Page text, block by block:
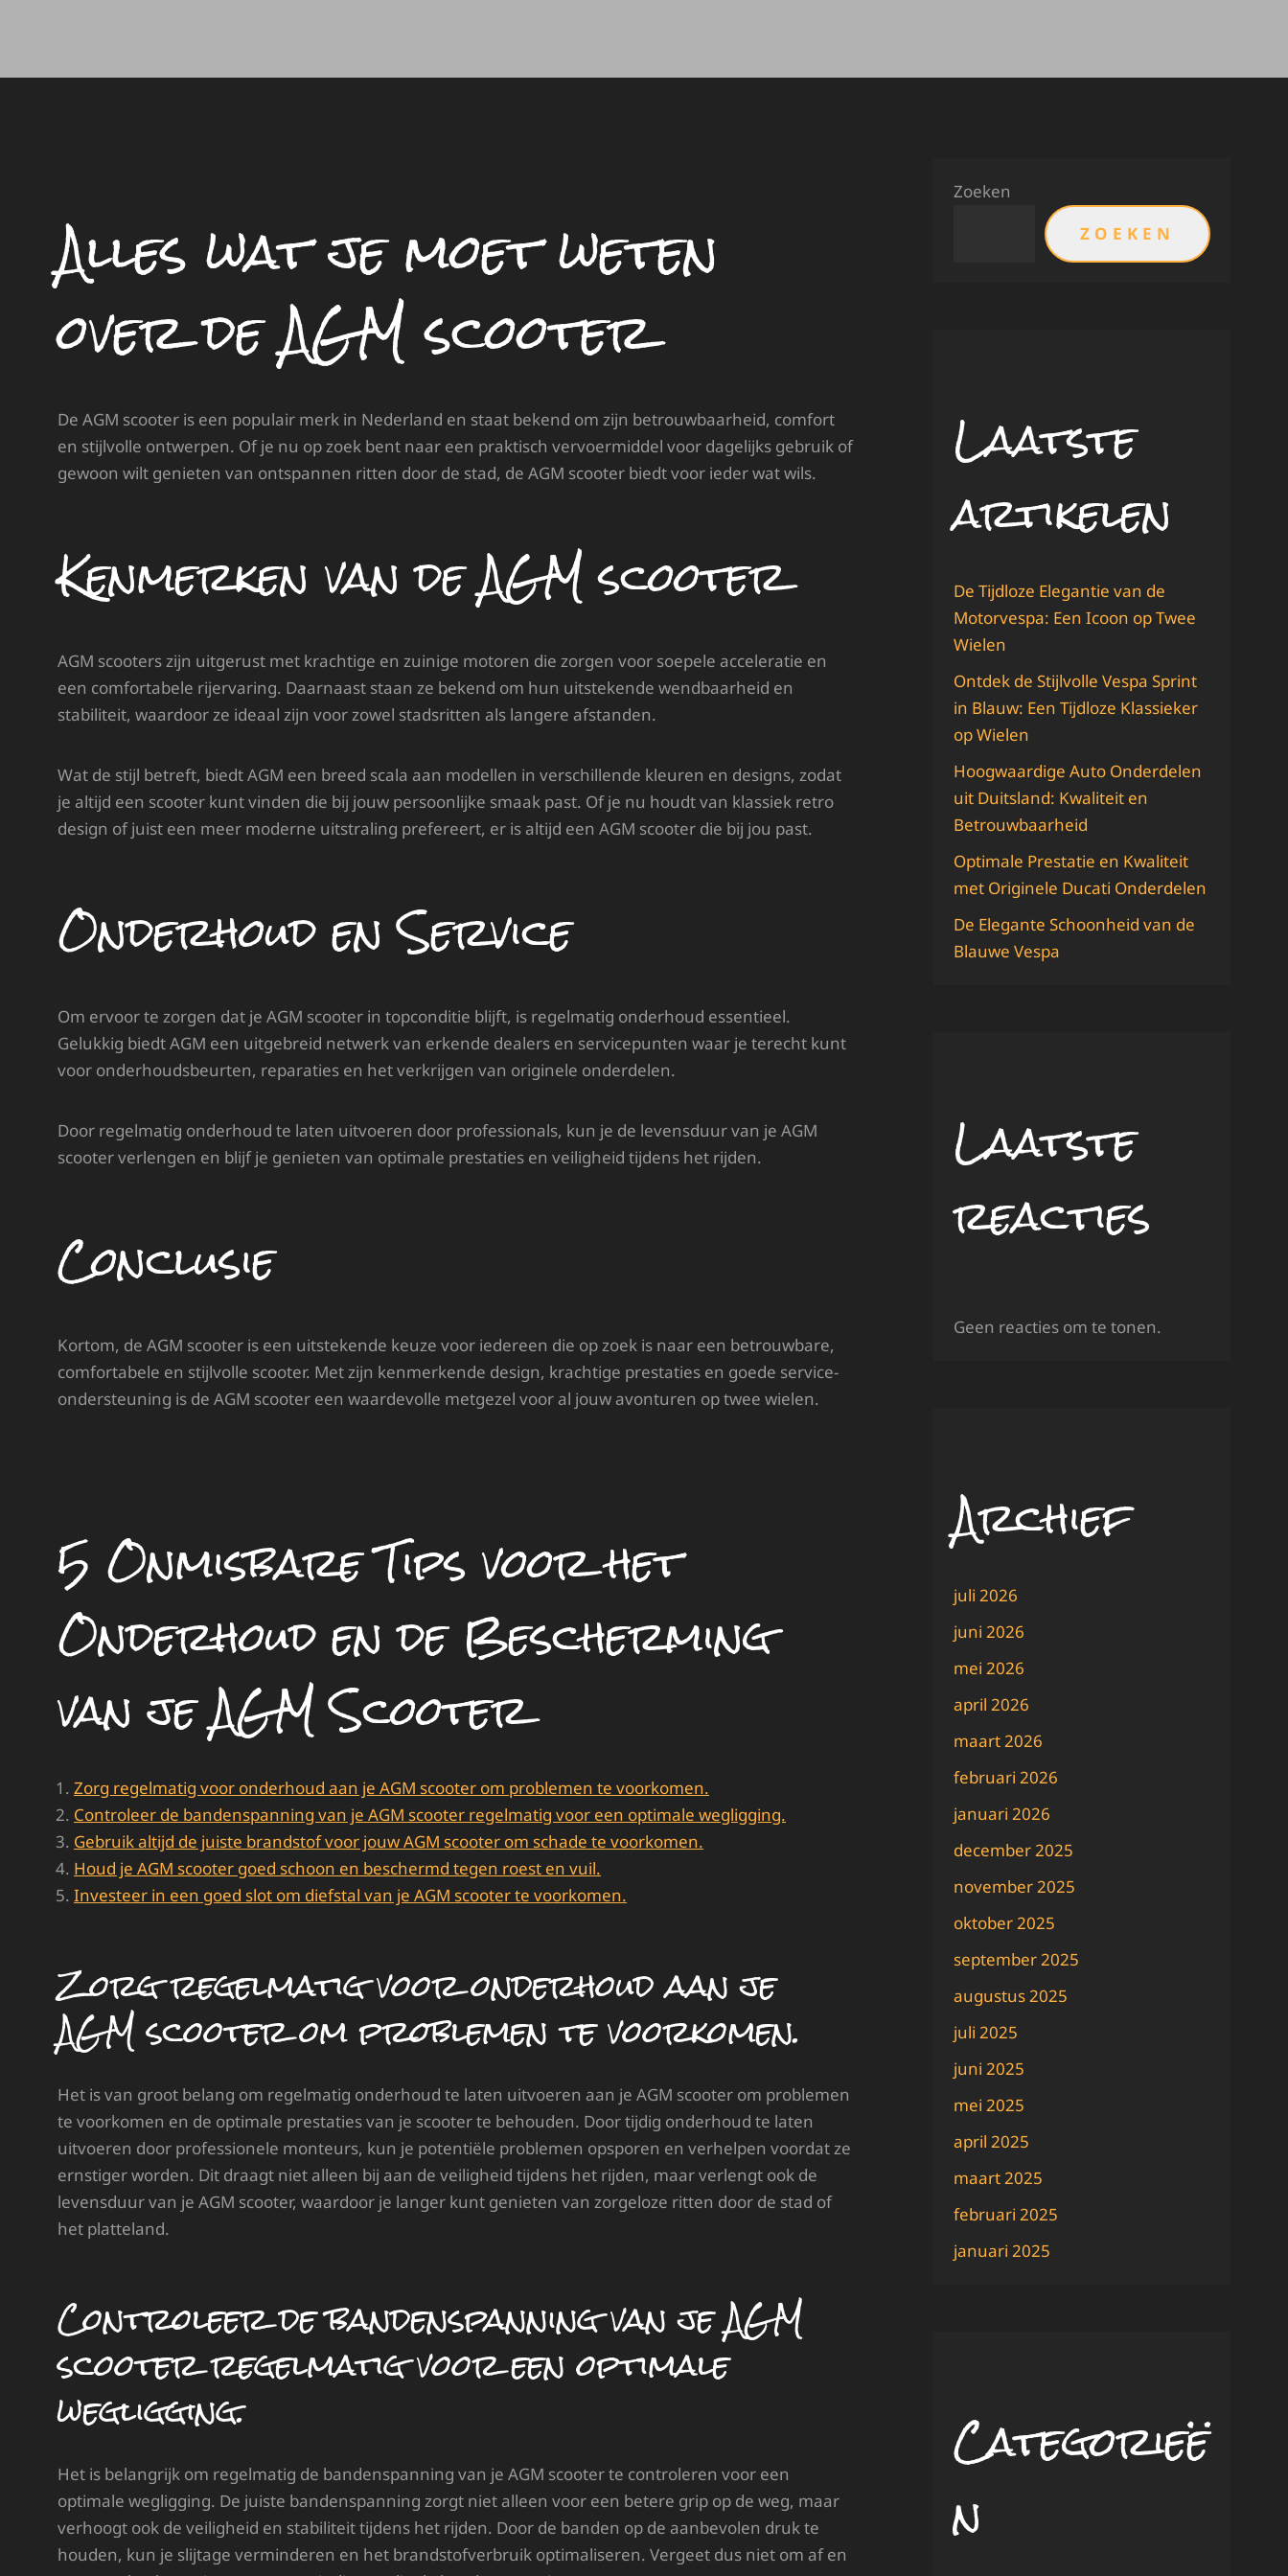
Alles wat je moet weten
over de AGM scooter
De AGM scooter is een populair merk in Nederland en staat bekend om zijn betrouwbaarheid, comfort
en stijlvolle ontwerpen. Of je nu op zoek bent naar een praktisch vervoermiddel voor dagelijks gebruik of
gewoon wilt genieten van ontspannen ritten door de stad, de AGM scooter biedt voor ieder wat wils.
Kenmerken van de AGM scooter
AGM scooters zijn uitgerust met krachtige en zuinige motoren die zorgen voor soepele acceleratie en
een comfortabele rijervaring. Daarnaast staan ze bekend om hun uitstekende wendbaarheid en
stabiliteit, waardoor ze ideaal zijn voor zowel stadsritten als langere afstanden.
Wat de stijl betreft, biedt AGM een breed scala aan modellen in verschillende kleuren en designs, zodat
je altijd een scooter kunt vinden die bij jouw persoonlijke smaak past. Of je nu houdt van klassiek retro
design of juist een meer moderne uitstraling prefereert, er is altijd een AGM scooter die bij jou past.
Onderhoud en Service
Om ervoor te zorgen dat je AGM scooter in topconditie blijft, is regelmatig onderhoud essentieel.
Gelukkig biedt AGM een uitgebreid netwerk van erkende dealers en servicepunten waar je terecht kunt
voor onderhoudsbeurten, reparaties en het verkrijgen van originele onderdelen.
Door regelmatig onderhoud te laten uitvoeren door professionals, kun je de levensduur van je AGM
scooter verlengen en blijf je genieten van optimale prestaties en veiligheid tijdens het rijden.
Conclusie
Kortom, de AGM scooter is een uitstekende keuze voor iedereen die op zoek is naar een betrouwbare,
comfortabele en stijlvolle scooter. Met zijn kenmerkende design, krachtige prestaties en goede service-
ondersteuning is de AGM scooter een waardevolle metgezel voor al jouw avonturen op twee wielen.
5 Onmisbare Tips voor het
Onderhoud en de Bescherming
van je AGM Scooter
Zorg regelmatig voor onderhoud aan je AGM scooter om problemen te voorkomen.
Controleer de bandenspanning van je AGM scooter regelmatig voor een optimale wegligging.
Gebruik altijd de juiste brandstof voor jouw AGM scooter om schade te voorkomen.
Houd je AGM scooter goed schoon en beschermd tegen roest en vuil.
Investeer in een goed slot om diefstal van je AGM scooter te voorkomen.
Zorg regelmatig voor onderhoud aan je
AGM scooter om problemen te voorkomen.
Het is van groot belang om regelmatig onderhoud te laten uitvoeren aan je AGM scooter om problemen
te voorkomen en de optimale prestaties van je scooter te behouden. Door tijdig onderhoud te laten
uitvoeren door professionele monteurs, kun je potentiële problemen opsporen en verhelpen voordat ze
ernstiger worden. Dit draagt niet alleen bij aan de veiligheid tijdens het rijden, maar verlengt ook de
levensduur van je AGM scooter, waardoor je langer kunt genieten van zorgeloze ritten door de stad of
het platteland.
Controleer de bandenspanning van je AGM
scooter regelmatig voor een optimale
wegligging.
Het is belangrijk om regelmatig de bandenspanning van je AGM scooter te controleren voor een
optimale wegligging. De juiste bandenspanning zorgt niet alleen voor een betere grip op de weg, maar
verhoogt ook de veiligheid en stabiliteit tijdens het rijden. Door de banden op de aanbevolen druk te
houden, kun je slijtage verminderen en het brandstofverbruik optimaliseren. Vergeet dus niet om af en
Zoeken
ZOEKEN
Laatste
artikelen
De Tijdloze Elegantie van de
Motorvespa: Een Icoon op Twee
Wielen
Ontdek de Stijlvolle Vespa Sprint
in Blauw: Een Tijdloze Klassieker
op Wielen
Hoogwaardige Auto Onderdelen
uit Duitsland: Kwaliteit en
Betrouwbaarheid
Optimale Prestatie en Kwaliteit
met Originele Ducati Onderdelen
De Elegante Schoonheid van de
Blauwe Vespa
Laatste
reacties
Geen reacties om te tonen.
Archief
juli 2026
juni 2026
mei 2026
april 2026
maart 2026
februari 2026
januari 2026
december 2025
november 2025
oktober 2025
september 2025
augustus 2025
juli 2025
juni 2025
mei 2025
april 2025
maart 2025
februari 2025
januari 2025
Categorieë
n